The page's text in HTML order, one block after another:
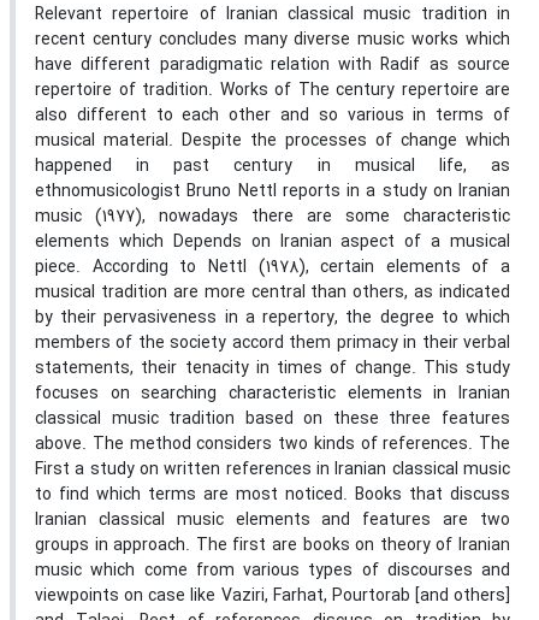
Relevant repertoire of Iranian classical music tradition in
recent century concludes many diverse music works which
have different paradigmatic relation with Radif as source
repertoire of tradition. Works of The century repertoire are
also different to each other and so various in terms of
musical material. Despite the processes of change which
happened in past century in musical life, as
ethnomusicologist Bruno Nettl reports in a study on Iranian
music (1977), nowadays there are some characteristic
elements which Depends on Iranian aspect of a musical
piece. According to Nettl (1978), certain elements of a
musical tradition are more central than others, as indicated
by their pervasiveness in a repertory, the degree to which
members of the society accord them primacy in their verbal
statements, their tenacity in times of change. This study
focuses on searching characteristic elements in Iranian
classical music tradition based on these three features
above. The method considers two kinds of references. The
First a study on written references in Iranian classical music
to find which terms are most noticed. Books that discuss
Iranian classical music elements and features are two
groups in approach. The first are books on theory of Iranian
music which come from various types of discourses and
viewpoints on case like Vaziri, Farhat, Pourtorab [and others]